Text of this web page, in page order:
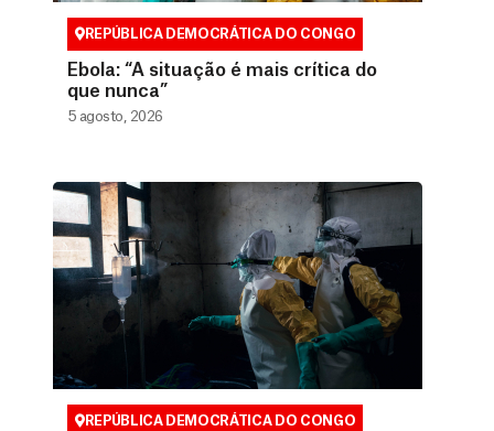
REPÚBLICA DEMOCRÁTICA DO CONGO
Ebola: “A situação é mais crítica do
que nunca”
5 agosto, 2026
REPÚBLICA DEMOCRÁTICA DO CONGO